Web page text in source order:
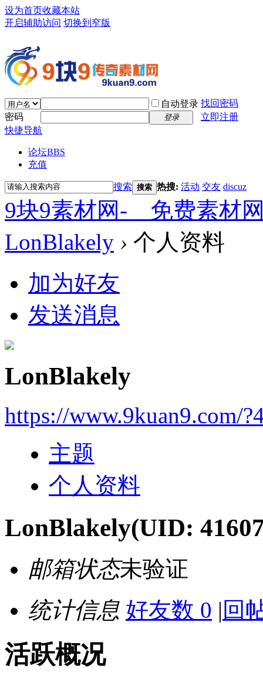
设为首页收藏本站
开启辅助访问 切换到窄版
自动登录 找回密码
密码
登录
立即注册
快捷导航
论坛BBS
充值
搜索 搜索 热搜: 活动 交友 discuz
9块9素材网-＿免费素材
LonBlakely › 个人资料
加为好友
发送消息
LonBlakely
https://www.9kuan9.com/
主题
个人资料
LonBlakely(UID:
邮箱状态未验证
统计信息 好友数 0 | 回
活跃概况